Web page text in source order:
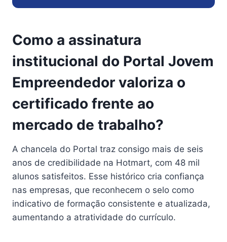
Como a assinatura
institucional do Portal Jovem
Empreendedor valoriza o
certificado frente ao
mercado de trabalho?
A chancela do Portal traz consigo mais de seis
anos de credibilidade na Hotmart, com 48 mil
alunos satisfeitos. Esse histórico cria confiança
nas empresas, que reconhecem o selo como
indicativo de formação consistente e atualizada,
aumentando a atratividade do currículo.